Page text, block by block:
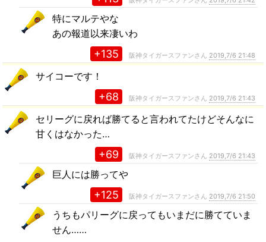
特にマルテやな
あの報道以来凄いわ
+135 阪神タイガースファンさん 2019,7/6 21:48
サイコーです！
+68 阪神タイガースファンさん 2019,7/6 21:43
セリーグに戻れば勝てると言われてたけどそんなに
甘くはなかった…
+69 阪神タイガースファンさん 2019,7/6 21:43
巨人には勝ってや
+125 阪神タイガースファンさん 2019,7/6 21:50
うちもパリーグに戻ってもいまだに勝てていま
せん……